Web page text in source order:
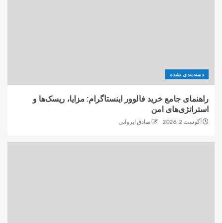
دسته‌بندی نشده
راهنمای جامع خرید فالوور اینستاگرام: مزایا، ریسک‌ها و
استراتژی‌های امن
آگوست 2, 2026 صادق ایروانی